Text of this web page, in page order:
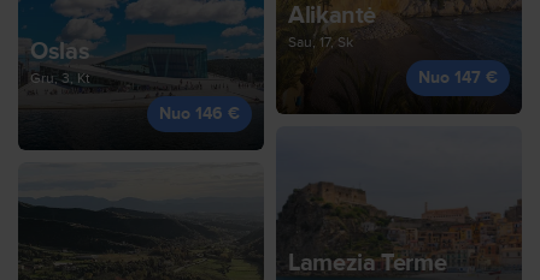
Oslas
Gru, 3, Kt
Nuo 146 €
Alikantė
Sau, 17, Sk
Nuo 147 €
Lamezia Terme